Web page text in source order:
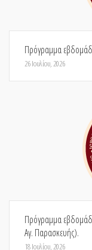
Πρόγραμμα
26 Ιουλίου, 2026
Πρόγραμμα
Αγ. Παρασκευής).
18 Ιουλίου, 2026